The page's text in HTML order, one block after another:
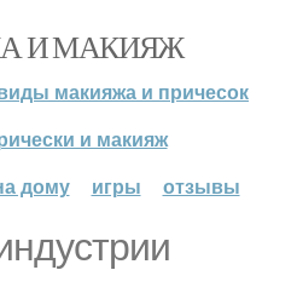
И МАКИЯЖ
макияжа и причесок
и макияж
дому
игры отзывы